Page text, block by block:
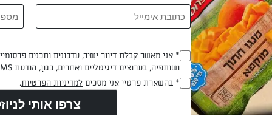
מעבירים את המלית לתבנית העוגה ואופים למשך 50 דקות-שעה, שולי
Opt_In
(חובה)
* אני מאשר קבלת דיוור ישיר, עדכונים ותכנים
ושותפיה, בערוצים דיגיטליים ואחרים, כגון, הודעת SMS וואטסאפ, מייל
RegulationsApproved
* בהשארת פרטיי אני מסכים למדיניות הפרטיות.